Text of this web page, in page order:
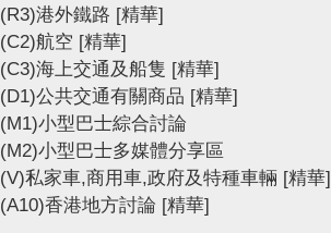
(R3)港外鐵路 [精華]
(C2)航空 [精華]
(C3)海上交通及船隻 [精華]
(D1)公共交通有關商品 [精華]
(M1)小型巴士綜合討論
(M2)小型巴士多媒體分享區
(V)私家車,商用車,政府及特種車輛 [精華]
(A10)香港地方討論 [精華]